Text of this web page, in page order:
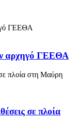
αρχηγό ΓΕΕΘΑ
σε πλοία